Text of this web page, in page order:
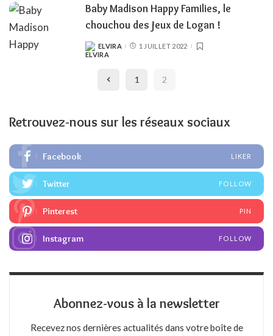
Baby Madison Happy Families, le
chouchou des jeux de Logan !
POSTED
BY
ELVIRA 1 JUILLET 2022
1 2
Retrouvez-nous sur les réseaux sociaux
Facebook LIKER
Twitter FOLLOW
Pinterest PIN
Instagram FOLLOW
Abonnez-vous à la newsletter
Recevez nos dernières actualités dans votre boîte de